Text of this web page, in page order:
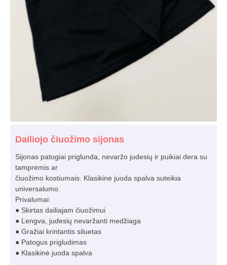
Dailiojo čiuožimo sijonas
Sijonas patogiai priglunda, nevaržo judesių ir puikiai dera su
tamprėmis ar
čiuožimo kostiumais. Klasikinė juoda spalva suteikia
universalumo.
Privalumai:
● Skirtas dailiajam čiuožimui
● Lengva, judesių nevaržanti medžiaga
● Gražiai krintantis siluetas
● Patogus prigludimas
● Klasikinė juoda spalva